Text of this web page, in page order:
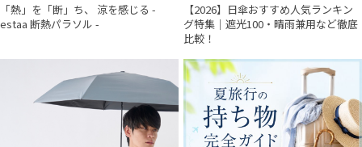
「熱」を「断」ち、 涼を感じる -
estaa 断熱パラソル -
【2026】日傘おすすめ人気ランキン
グ特集｜遮光100・晴雨兼用など徹底
比較！